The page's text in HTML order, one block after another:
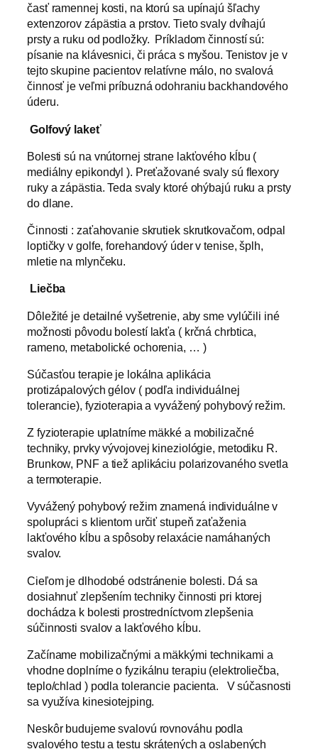
časť ramennej kosti, na ktorú sa upínajú šľachy
extenzorov zápästia a prstov. Tieto svaly dvíhajú
prsty a ruku od podložky. Príkladom činností sú:
písanie na klávesnici, či práca s myšou. Tenistov je v
tejto skupine pacientov relatívne málo, no svalová
činnosť je veľmi príbuzná odohraniu backhandového
úderu.
Golfový lakeť
Bolesti sú na vnútornej strane lakťového kĺbu (
mediálny epikondyl ). Preťažované svaly sú flexory
ruky a zápästia. Teda svaly ktoré ohýbajú ruku a prsty
do dlane.
Činnosti : zaťahovanie skrutiek skrutkovačom, odpal
loptičky v golfe, forehandový úder v tenise, šplh,
mletie na mlynčeku.
Liečba
Dôležité je detailné vyšetrenie, aby sme vylúčili iné
možnosti pôvodu bolestí lakťa ( krčná chrbtica,
rameno, metabolické ochorenia, … )
Súčasťou terapie je lokálna aplikácia
protizápalových gélov ( podľa individuálnej
tolerancie), fyzioterapia a vyvážený pohybový režim.
Z fyzioterapie uplatníme mäkké a mobilizačné
techniky, prvky vývojovej kineziológie, metodiku R.
Brunkow, PNF a tiež aplikáciu polarizovaného svetla
a termoterapie.
Vyvážený pohybový režim znamená individuálne v
spolupráci s klientom určiť stupeň zaťaženia
lakťového kĺbu a spôsoby relaxácie namáhaných
svalov.
Cieľom je dlhodobé odstránenie bolesti. Dá sa
dosiahnuť zlepšením techniky činnosti pri ktorej
dochádza k bolesti prostredníctvom zlepšenia
súčinnosti svalov a lakťového kĺbu.
Začíname mobilizačnými a mäkkými technikami a
vhodne doplníme o fyzikálnu terapiu (elektroliečba,
teplo/chlad ) podla tolerancie pacienta. V súčasnosti
sa využíva kinesiotejping.
Neskôr budujeme svalovú rovnováhu podla
svalového testu a testu skrátených a oslabených